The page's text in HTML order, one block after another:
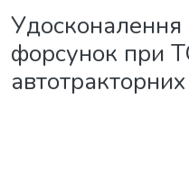
форсунок при